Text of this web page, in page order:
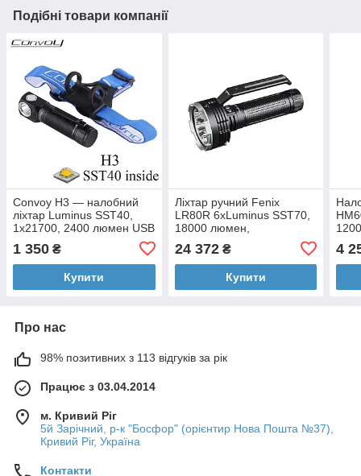
Подібні товари компанії
Convoy H3 — налобний
ліхтар Luminus SST40,
1x21700, 2400 люмен USB
1 350 ₴
Купити
Ліхтар ручний Fenix
LR80R 6xLuminus SST70,
18000 люмен,
24 372₴
Купити
4
Про нас
98% позитивних з 113 відгуків за рік
Працює з 03.04.2014
м. Кривий Ріг
5й Зарічний, р-к "Босфор" (орієнтир Нова Пошта №37),
Кривий Ріг, Україна
Контакти